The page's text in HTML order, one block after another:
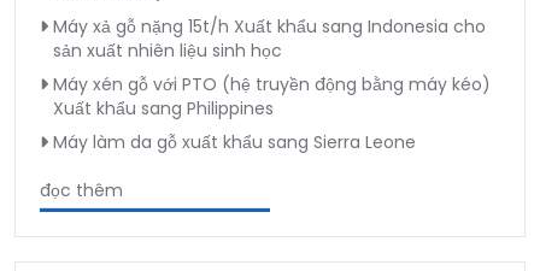
Máy xả gỗ nặng 15t/h Xuất khẩu sang Indonesia cho
sản xuất nhiên liệu sinh học
Máy xén gỗ với PTO (hệ truyền động bằng máy kéo)
Xuất khẩu sang Philippines
Máy làm da gỗ xuất khẩu sang Sierra Leone
đọc thêm